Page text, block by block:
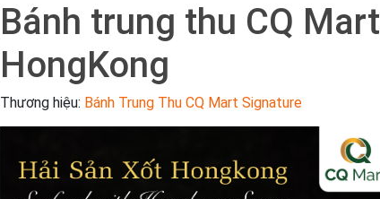
Bánh trung thu CQ
HongKong
Thương hiệu: Bánh Trung Thu CQ Mart Signature